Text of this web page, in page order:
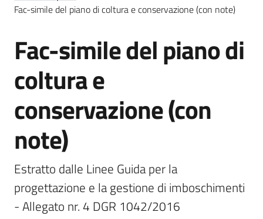
Servizi
Leggi
atti
bandi
Menu selezionato
Piani
programmi
progetti
Fac-simile del piano di coltura e conservazione (con note)
Fac-simile del piano di
coltura e
conservazione (con
note)
Estratto dalle Linee Guida per la
progettazione e la gestione di imboschimenti
- Allegato nr. 4 DGR 1042/2016